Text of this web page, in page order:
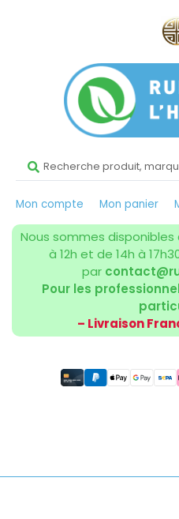
Mon compte Mon panier
Nous sommes disponibles
à 12h et de 14h à
par
Pour les
– Livraison